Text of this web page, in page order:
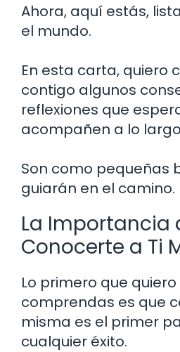
Ahora, aquí estás,
el mundo.
En esta carta, quiero
contigo algunos
reflexiones que
acompañen a lo
Son como pequeñas
guiarán en el camino.
La Importancia
Conocerte a Ti
Lo primero que
comprendas es que
misma es el primer
cualquier éxito.